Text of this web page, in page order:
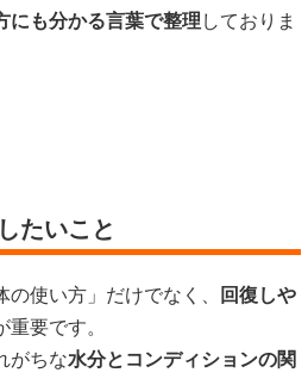
にも分かる言葉で整理 しておりま
たいこと
使い方」だけでなく、
回復しや
重要です。
がちな水分とコンディションの関